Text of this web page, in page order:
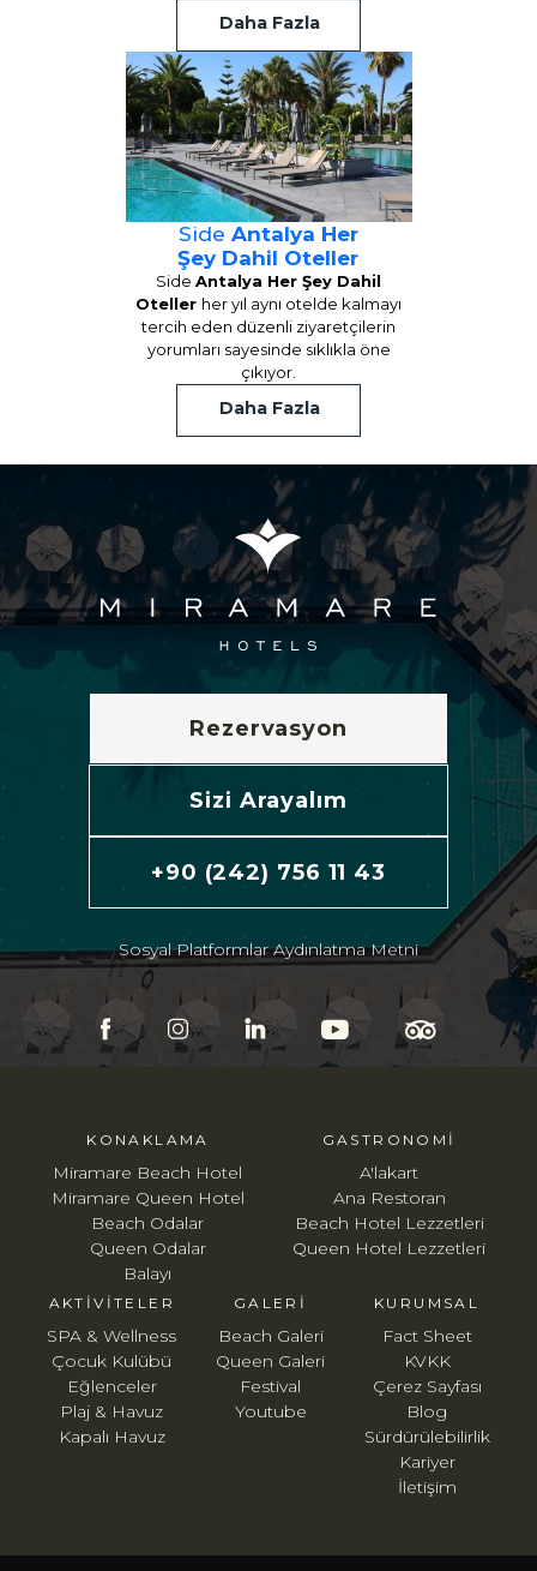
Daha Fazla
Side Antalya Her
Şey Dahil Oteller
Side Antalya Her Şey Dahil
Oteller her yıl aynı otelde kalmayı
tercih eden düzenli ziyaretçilerin
yorumları sayesinde sıklıkla öne
çıkıyor.
Daha Fazla
Rezervasyon
Sizi Arayalım
+90 (242) 756 11 43
KONAKLAMA
Miramare Beach Hotel
Miramare Queen Hotel
Beach Odalar
Queen Odalar
Balayı
GASTRONOMI
A'lakart
Ana Restoran
Beach Hotel Lezzetleri
Queen Hotel Lezzetleri
AKTIVITELER
SPA & Wellness
Çocuk Kulübü
Eğlenceler
Plaj & Havuz
Kapalı Havuz
KURUMSAL
Fact Sheet
KVKK
Çerez Sayfası
Blog
Sürdürülebilirlik
Kariyer
İletişim
GALERI
Beach Galeri
Queen Galeri
Festival
Youtube
Sosyal Platformlar Aydınlatma Metni